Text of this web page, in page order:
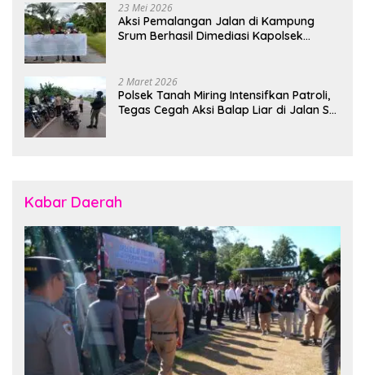
23 Mei 2026
Aksi Pemalangan Jalan di Kampung
Srum Berhasil Dimediasi Kapolsek
2 Maret 2026
Polsek Tanah Miring Intensifkan Patroli,
Tegas Cegah Aksi Balap Liar di Jalan SP
Kabar Daerah